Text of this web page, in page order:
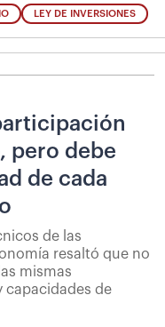
LEY DE INVERSIONES
pero debe
de cada
de las
resaltó que no
mismas
capacidades de